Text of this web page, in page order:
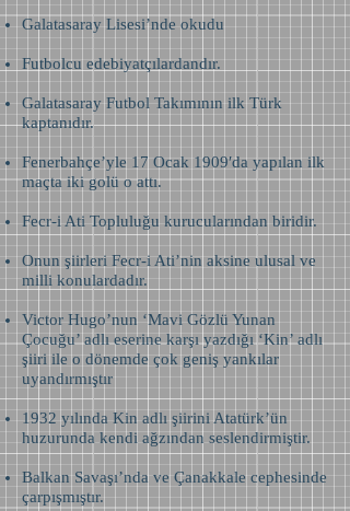
Galatasaray Lisesi’nde okudu
Futbolcu edebiyatçılardandır.
Galatasaray Futbol Takımının ilk Türk
kaptanıdır.
Fenerbahçe’yle 17 Ocak 1909′da yapılan ilk
maçta iki golü o attı.
Fecr-i Ati Topluluğu kurucularından biridir.
Onun şiirleri Fecr-i Ati’nin aksine ulusal ve
milli konulardadır.
Victor Hugo’nun ‘Mavi Gözlü Yunan
Çocuğu’ adlı eserine karşı yazdığı ‘Kin’ adlı
şiiri ile o dönemde çok geniş yankılar
uyandırmıştır
1932 yılında Kin adlı şiirini Atatürk’ün
huzurunda kendi ağzından seslendirmiştir.
Balkan Savaşı’nda ve Çanakkale cephesinde
çarpışmıştır.